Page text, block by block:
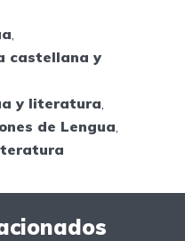
castellana y
y literatura
de Lengua